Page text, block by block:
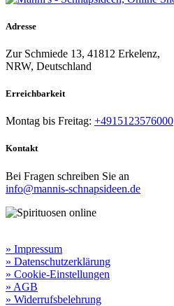
Adresse
Zur Schmiede 13, 41812 Erkelenz,
NRW, Deutschland
Erreichbarkeit​
Montag bis Freitag: +4915123576000
Kontakt
Bei Fragen schreiben Sie an
info@mannis-schnapsideen.de
» Impressum
» Datenschutzerklärung
» Cookie-Einstellungen
» AGB
» Widerrufsbelehrung